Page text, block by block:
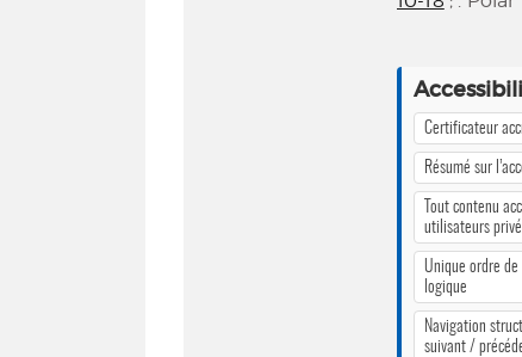
Certificateur
Résumé sur
Tout contenu
utilisateurs
Unique ordre de
logique
Navigation
suivant /